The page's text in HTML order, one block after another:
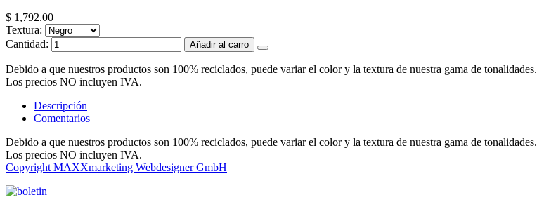
$ 1,792.00
Textura:
Cantidad:
Añadir al carro
Debido a que nuestros productos son 100% reciclados, puede variar el color y la textura de nuestra gama de tonalidades.
Los precios NO incluyen IVA.
Descripción
Comentarios
Debido a que nuestros productos son 100% reciclados, puede variar el color y la textura de nuestra gama de tonalidades.
Los precios NO incluyen IVA.
Copyright MAXXmarketing Webdesigner GmbH